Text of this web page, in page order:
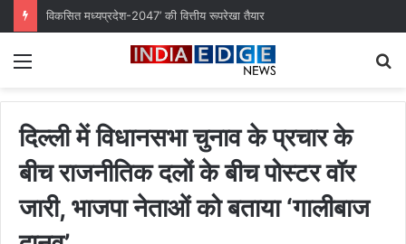
विकसित मध्यप्रदेश-2047’ की वित्तीय रूपरेखा तैयार
Menu
दिल्ली में विधानसभा चुनाव के प्रचार के
बीच राजनीतिक दलों के बीच पोस्टर वॉर
जारी, भाजपा नेताओं को बताया ‘गालीबाज